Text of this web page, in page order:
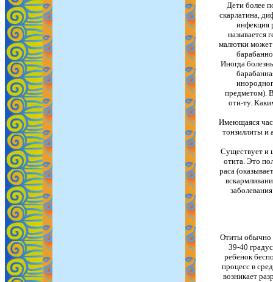
Дети более
скарлатина,
инфекция
называется
малютки может
Иногда
предметом).
оти-ту.
Имеющаяся
тонзиллиты и
Существует и
отита. Это
раса
Отиты обычно
39-40
ребенок
процесс в
возникает